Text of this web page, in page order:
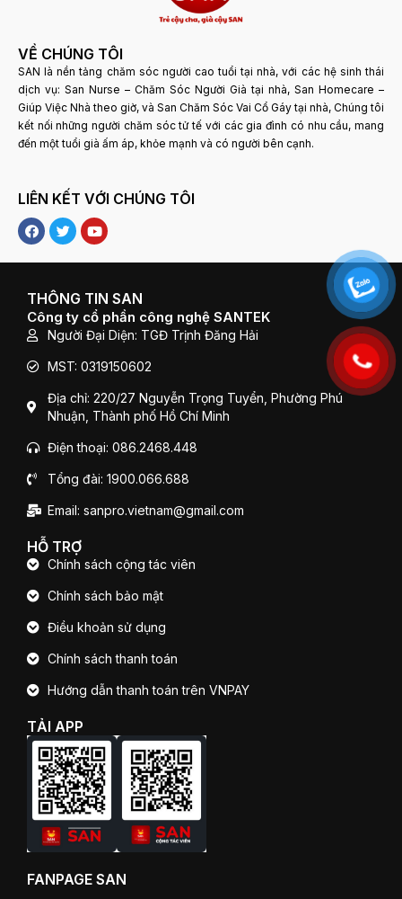
VỀ CHÚNG TÔI
SAN là nền tảng chăm sóc người cao tuổi tại nhà, với các hệ sinh thái
dịch vụ: San Nurse – Chăm Sóc Người Già tại nhà, San Homecare –
Giúp Việc Nhà theo giờ, và San Chăm Sóc Vai Cổ Gáy tại nhà, Chúng tôi
kết nối những người chăm sóc tử tế với các gia đình có nhu cầu, mang
đến một tuổi già ấm áp, khỏe mạnh và có người bên cạnh.
LIÊN KẾT VỚI CHÚNG TÔI
F
a
c
e
o
o
k
T
w
i
t
e
r
Y
o
u
t
b
e
THÔNG TIN SAN
Công ty cổ phần công nghệ SANTEK
Người Đại Diện: TGĐ Trịnh Đăng Hải
MST: 0319150602
Địa chỉ: 220/27 Nguyễn Trọng Tuyển, Phường Phú
Nhuận, Thành phố Hồ Chí Minh
Điện thoại: 086.2468.448
Tổng đài: 1900.066.688
Email: sanpro.vietnam@gmail.com
HỖ TRỢ
Chính sách cộng tác viên
Chính sách bảo mật
Điều khoản sử dụng
Chính sách thanh toán
Hướng dẫn thanh toán trên VNPAY
TẢI APP
FANPAGE SAN